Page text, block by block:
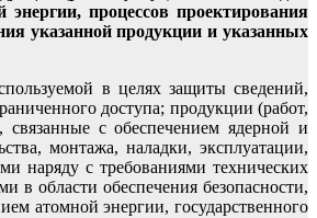
процессов проектирования
указанной продукции и указанных
в целях защиты сведений,
доступа; продукции (работ,
связанные с обеспечением ядерной и
монтажа, наладки, эксплуатации,
наряду с требованиями технических
в области обеспечения безопасности,
атомной энергии, государственного